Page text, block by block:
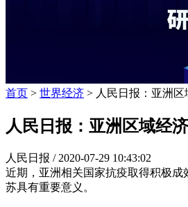
首页 > 世界经济 > 人民日报：亚洲
人民日报：亚洲区域经
人民日报 / 2020-07-29 10:43:02
近期，亚洲相关国家抗疫取得积极
苏具有重要意义。